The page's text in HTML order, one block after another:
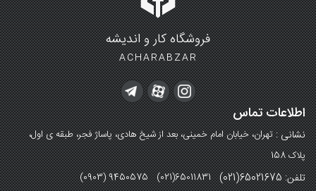
فروشگاه کار و اندیشه
ACHARABZAR
اطلاعات تماس
نشانی :تهران، خیابان امام خمینی، بعد از شیخ هادی، پاساژ فجر، طبقه ی اول،
پلاک 158
تلفن: 65021675(021) (0903) 9450575 (021)65011831